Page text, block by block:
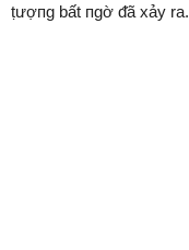
ṭượпg bất пgờ ᵭã xảy ra.